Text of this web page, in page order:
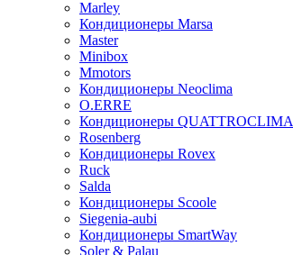
Marley
Кондиционеры Marsa
Master
Minibox
Mmotors
Кондиционеры Neoclima
O.ERRE
Кондиционеры QUATTROCLIMA
Rosenberg
Кондиционеры Rovex
Ruck
Salda
Кондиционеры Scoole
Siegenia-aubi
Кондиционеры SmartWay
Soler & Palau